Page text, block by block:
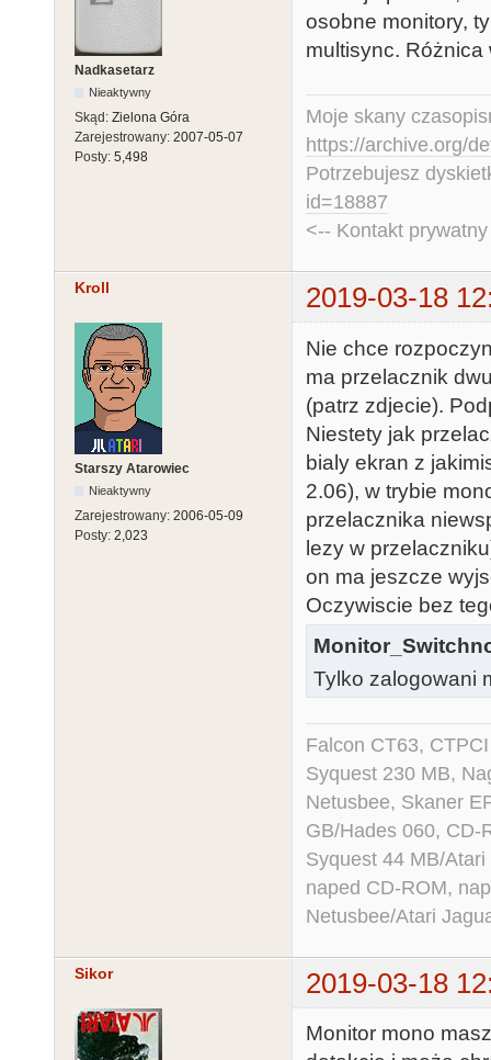
Nadkasetarz
Nieaktywny
Skąd: Zielona Góra
Zarejestrowany: 2007-05-07
Posty: 5,498
osobne monitory,
multisync.
Moje skany
https://archive.org/
Potrzebujesz
id=18887
<-- Kontakt
Kroll 2019-03-18
Starszy Atarowiec
Nieaktywny
Zarejestrowany: 2006-05-09
Posty: 2,023
Nie chce
ma przelacznik
(patrz zdjecie).
Niestety jak
bialy ekran z
2.06), w trybie
przelacznika
lezy w
on ma jeszcze
Oczywiscie bez
Tylko zalogowani
Falcon CT63,
Syquest 230 MB,
Netusbee, Skaner
GB/Hades 060, CD-
Syquest 44 MB/
naped CD-ROM,
Netusbee/Atari
Sikor 2019-03-18
Monitor mono